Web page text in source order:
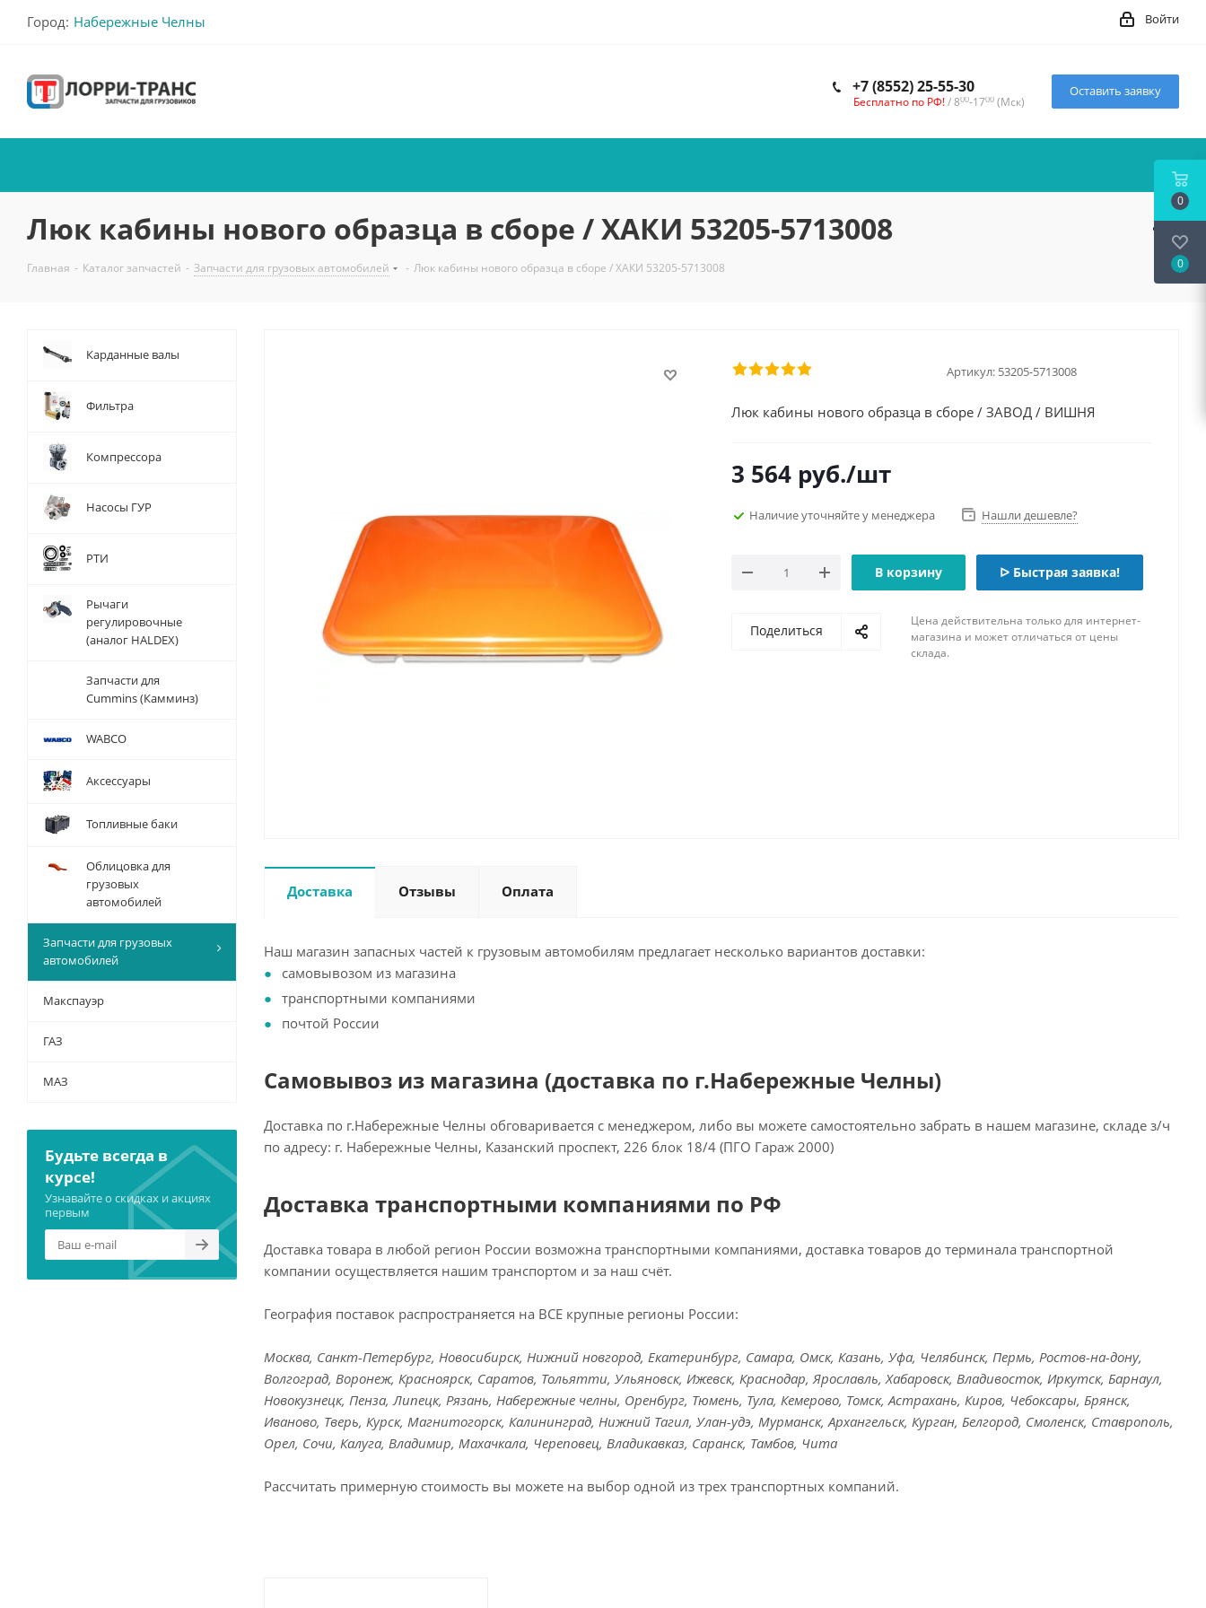
Город: Набережные Челны Войти
+7 (8552) 25-55-30
Бесплатно по РФ!/ 800-1700 (Мск)
Оставить заявку
Люк кабины нового образца в сборе / ХАКИ 53205-5713008
Главная - Каталог запчастей - Запчасти для грузовых автомобилей - Люк кабины нового образца в сборе / ХАКИ 53205-5713008
Артикул: 53205-5713008
Люк кабины нового образца в сборе / ЗАВОД / ВИШНЯ
3 564 руб./шт
Наличие уточняйте у менеджера Нашли дешевле?
В корзину ᐅ Быстрая заявка!
Поделиться
Цена действительна только для интернет-
магазина и может отличаться от цены
склада.
Доставка Отзывы Оплата
Наш магазин запасных частей к грузовым автомобилям предлагает несколько вариантов доставки:
самовывозом из магазина
транспортными компаниями
почтой России
Самовывоз из магазина (доставка по г.Набережные Челны)
Доставка по г.Набережные Челны обговаривается с менеджером, либо вы можете самостоятельно забрать в нашем магазине, складе з/ч
по адресу: г. Набережные Челны, Казанский проспект, 226 блок 18/4 (ПГО Гараж 2000)
Доставка транспортными компаниями по РФ
Доставка товара в любой регион России возможна транспортными компаниями, доставка товаров до терминала транспортной
компании осуществляется нашим транспортом и за наш счёт.
География поставок распространяется на ВСЕ крупные регионы России:
Москва, Санкт-Петербург, Новосибирск, Нижний новгород, Екатеринбург, Самара, Омск, Казань, Уфа, Челябинск, Пермь, Ростов-на-дону,
Волгоград, Воронеж, Красноярск, Саратов, Тольятти, Ульяновск, Ижевск, Краснодар, Ярославль, Хабаровск, Владивосток, Иркутск, Барнаул,
Новокузнецк, Пенза, Липецк, Рязань, Набережные челны, Оренбург, Тюмень, Тула, Кемерово, Томск, Астрахань, Киров, Чебоксары, Брянск,
Иваново, Тверь, Курск, Магнитогорск, Калининград, Нижний Тагил, Улан-удэ, Мурманск, Архангельск, Курган, Белгород, Смоленск, Ставрополь,
Орел, Сочи, Калуга, Владимир, Махачкала, Череповец, Владикавказ, Саранск, Тамбов, Чита
Рассчитать примерную стоимость вы можете на выбор одной из трех транспортных компаний.
Карданные валы
Фильтра
Компрессора
Насосы ГУР
РТИ
Рычаги
регулировочные
(аналог HALDEX)
Запчасти для
Cummins (Камминз)
WABCO
Аксессуары
Топливные баки
Облицовка для
грузовых
автомобилей
Запчасти для грузовых
автомобилей
Макспауэр
ГАЗ
МАЗ
Будьте всегда в
курсе!
Узнавайте о скидках и акциях
первым
0
0